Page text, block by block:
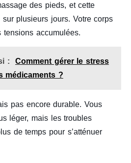
des pieds, et cette
plusieurs jours. Votre corps
accumulées.
:
Comment gérer le stress
médicaments ?
pas encore durable. Vous
léger, mais les troubles
de temps pour s’atténuer